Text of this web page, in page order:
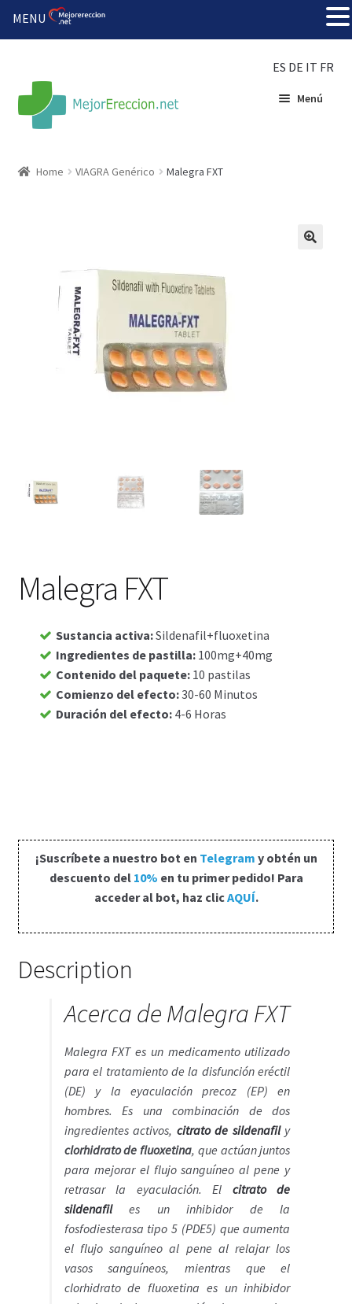
ES DE IT FR
Menú
Solución barata
Super amoureux
Viaje romántico.
Base de datos de productos
Verifica el Estado de tu Pedido
Blog
Blog
Formas de envío
Formas de pago
Política de privacidad
Preguntas frecuentes
Productos
Sobre nosotros
Home VIAGRA Genérico Malegra FXT
Malegra FXT
Sustancia activa:Sildenafil+fluoxetina
Ingredientes de pastilla: 100mg+40mg
Contenido del paquete: 10 pastilas
Comienzo del efecto:30-60 Minutos
Duración del efecto: 4-6 Horas
¡Suscríbete a nuestro bot en Telegram y obtén un
descuento del 10% en tu primer pedido! Para
acceder al bot, haz clicAQUÍ.
Description
Acerca de Malegra FXT
Malegra FXT es un medicamento utilizado
para el tratamiento de la disfunción eréctil
(DE) y la eyaculación precoz (EP) en
hombres. Es una combinación de dos
ingredientes activos, citrato de sildenafil y
clorhidrato de fluoxetina, que actúan juntos
para mejorar el flujo sanguíneo al pene y
retrasar la eyaculación. El citrato de
sildenafiles un inhibidor de la
fosfodiesterasa tipo 5 (PDE5) que aumenta
el flujo sanguíneo al pene al relajar los
vasos sanguíneos, mientras que el
clorhidrato de fluoxetina es un inhibidor
MENU